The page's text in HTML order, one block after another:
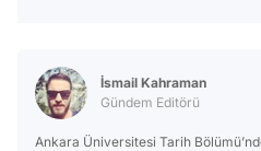
İsmail Kahraman
Gündem Editörü
Ankara Üniversitesi Tarih